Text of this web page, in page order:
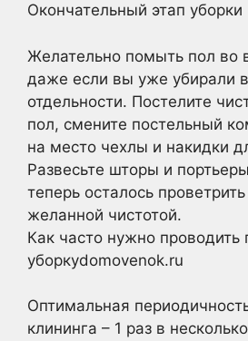
Окончательный этап уборки
Желательно помыть пол во
даже если вы уже убирали
отдельности. Постелите
пол, смените постельный
на место чехлы и накидки
Развесьте шторы и
теперь осталось
желанной чистотой.
Как часто нужно проводить
уборкуdomovenok.ru
Оптимальная
клининга – 1 раз в